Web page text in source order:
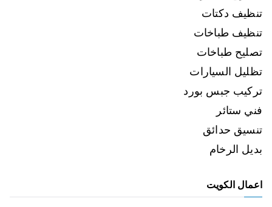
تنظيف دكتات
تنظيف طباخات
تصليح طباخات
تظليل السيارات
تركيب جبس بورد
فني ستائر
تنسيق حدائق
بديل الرخام
اعمال الكويت